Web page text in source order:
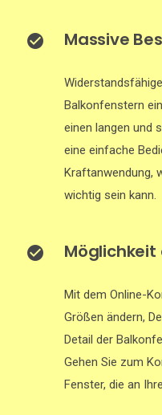
Massive
Balkonfenstern
einen langen und
eine einfache
Kraftanwendung,
wichtig sein kann.
Mit dem Online-
Größen ändern,
Detail der
Gehen Sie zum
Fenster, die an